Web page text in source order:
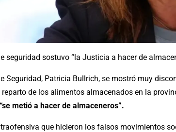
seguridad sostuvo “la Justicia a hacer de
Seguridad, Patricia Bullrich, se mostró muy
de los alimentos almacenados en la
“se metió a hacer de almaceneros”.
que hicieron los falsos movimientos